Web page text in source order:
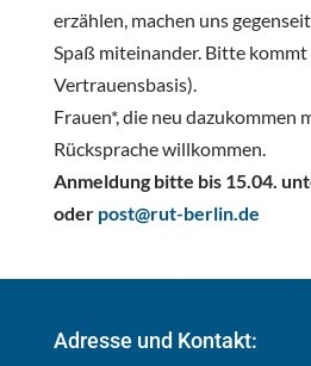
erzählen, machen uns
Spaß miteinander. Bitte
Vertrauensbasis).
Frauen*, die neu dazukommen
Rücksprache willkommen.
Anmeldung bitte bis 15.04.
oder post@rut-berlin.de
Adresse und Kontakt: